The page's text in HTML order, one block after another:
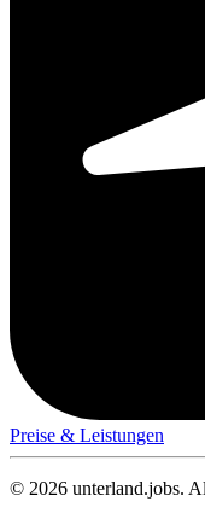
Preise & Leistungen
© 2026 unterland.jobs.